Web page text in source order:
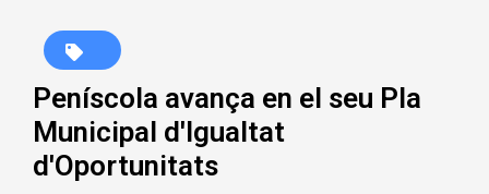
Peníscola avança en el seu Pla
Municipal d'Igualtat
d'Oportunitats